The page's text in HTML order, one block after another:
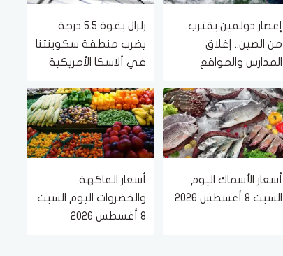
إعصار دولفين يقترب
من الصين.. إغلاق
المدارس والمواقع
لفيضانات وانهيارات
أرضية
زلزال بقوة 5.5 درجة
يضرب منطقة سكوينتنا
في ألاسكا الأمريكية
أسعار الأسماك اليوم
السبت 8 أغسطس 2026
أسعار الفاكهة
والخضروات اليوم السبت
8 أغسطس 2026